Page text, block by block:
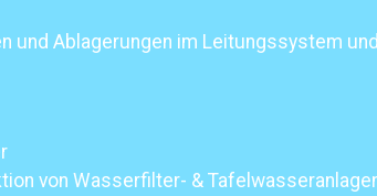
und Ablagerungen im Leitungssystem
von Wasserfilter- &